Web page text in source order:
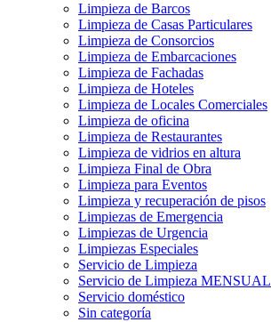
Limpieza de Barcos
Limpieza de Casas Particulares
Limpieza de Consorcios
Limpieza de Embarcaciones
Limpieza de Fachadas
Limpieza de Hoteles
Limpieza de Locales Comerciales
Limpieza de oficina
Limpieza de Restaurantes
Limpieza de vidrios en altura
Limpieza Final de Obra
Limpieza para Eventos
Limpieza y recuperación de pisos
Limpiezas de Emergencia
Limpiezas de Urgencia
Limpiezas Especiales
Servicio de Limpieza
Servicio de Limpieza MENSUAL
Servicio doméstico
Sin categoría